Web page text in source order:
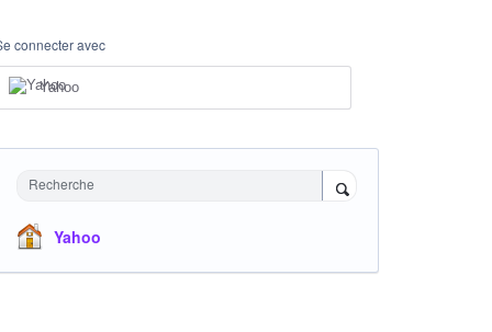
connecter avec
Yahoo
Recherche
Yahoo